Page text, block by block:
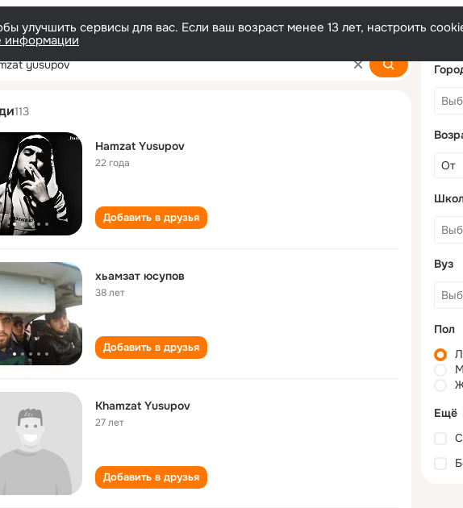
улучшить сервисы для вас. Если ваш возраст менее 13 лет, настроить
информации
yusupov
113
Hamzat Yusupov
22 года
Добавить в друзья
хьамзат юсупов
38 лет
Добавить в друзья
Khamzat Yusupov
27 лет
Добавить в друзья
Вуз
Пол
Ещё